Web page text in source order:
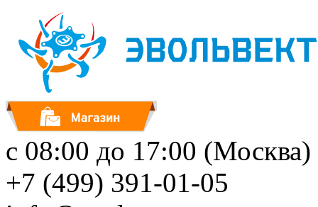
с 08:00 до 17:00 (Москва)
+7 (499) 391-01-05